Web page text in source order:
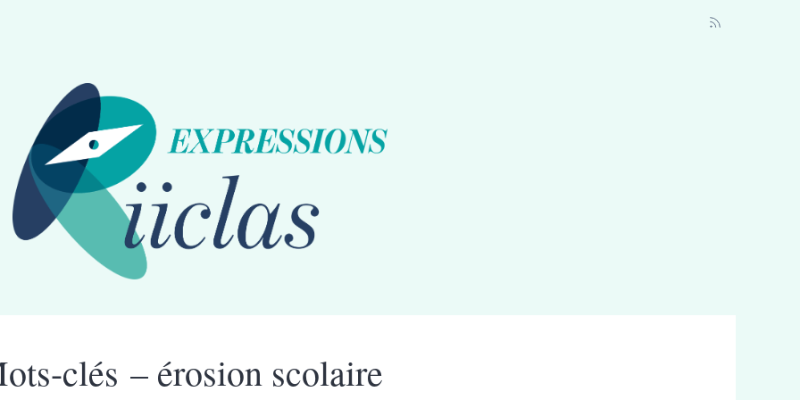
clés – érosion scolaire